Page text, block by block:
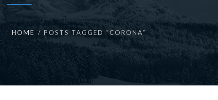
HOME POSTS TAGGED “CORONA”